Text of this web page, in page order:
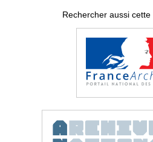
Rechercher aussi